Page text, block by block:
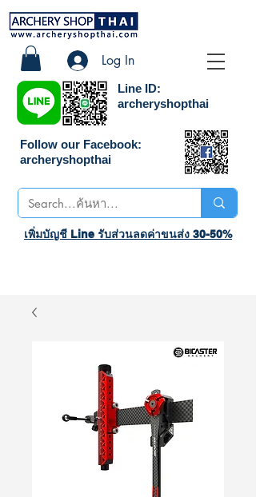
Line ID:
archeryshopthai
Log In
Follow our Facebook:
archeryshopthai
เพิ่มบัญชี Line รับส่วนลดค่าขนส่ง 30-50%